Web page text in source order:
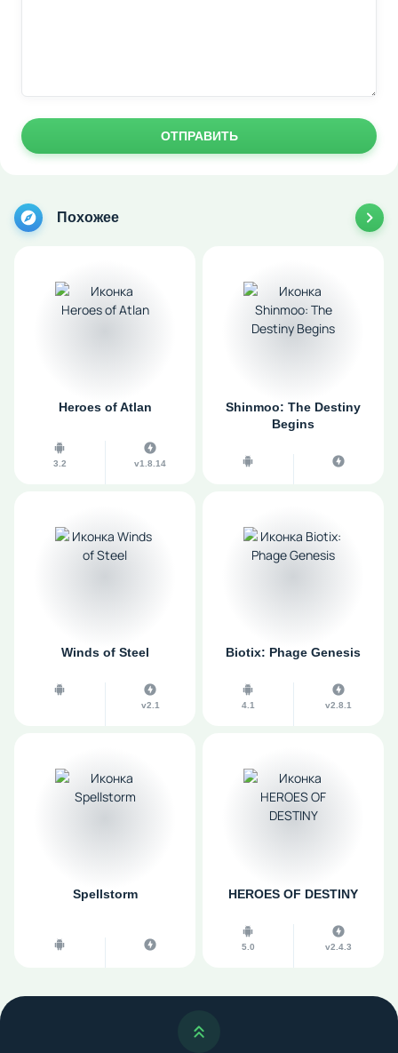
ОТПРАВИТЬ
Похожее
Heroes of Atlan
3.2 v1.8.14
Shinmoo: The Destiny
Begins
Winds of Steel
v2.1
Biotix: Phage Genesis
4.1 v2.8.1
Spellstorm HEROES OF DESTINY
5.0 v2.4.3
Наверх